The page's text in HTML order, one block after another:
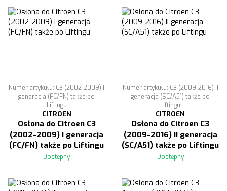
Numer artykułu: C3 (2002-2009) I
generacja (FC/FN) także po
Liftingu
CITROEN
Osłona do Citroen C3
(2002-2009) I generacja
(FC/FN) także po Liftingu
Dostępny
Numer artykułu: C3 (2009-2016) II
generacja (SC/A51) także po
Liftingu
CITROEN
Osłona do Citroen C3
(2009-2016) II generacja
(SC/A51) także po Liftingu
Dostępny